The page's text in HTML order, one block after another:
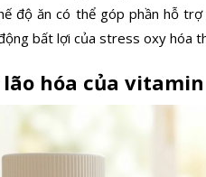
độ ăn có thể góp phần hỗ
bất lợi của stress oxy hóa
hóa của vitamin